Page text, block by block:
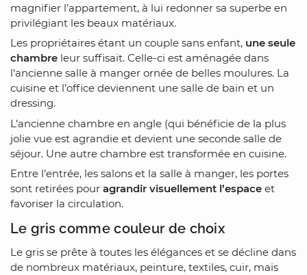
magnifier l’appartement, à lui redonner sa superbe en
privilégiant les beaux matériaux.
Les propriétaires étant un couple sans enfant, une seule
chambre leur suffisait. Celle-ci est aménagée dans
l’ancienne salle à manger ornée de belles moulures. La
cuisine et l’office deviennent une salle de bain et un
dressing.
L’ancienne chambre en angle (qui bénéficie de la plus
jolie vue est agrandie et devient une seconde salle de
séjour. Une autre chambre est transformée en cuisine.
Entre l’entrée, les salons et la salle à manger, les portes
sont retirées pour agrandir visuellement l’espace et
favoriser la circulation.
Le gris comme couleur de choix
Le gris se prête à toutes les élégances et se décline dans
de nombreux matériaux, peinture, textiles, cuir, mais